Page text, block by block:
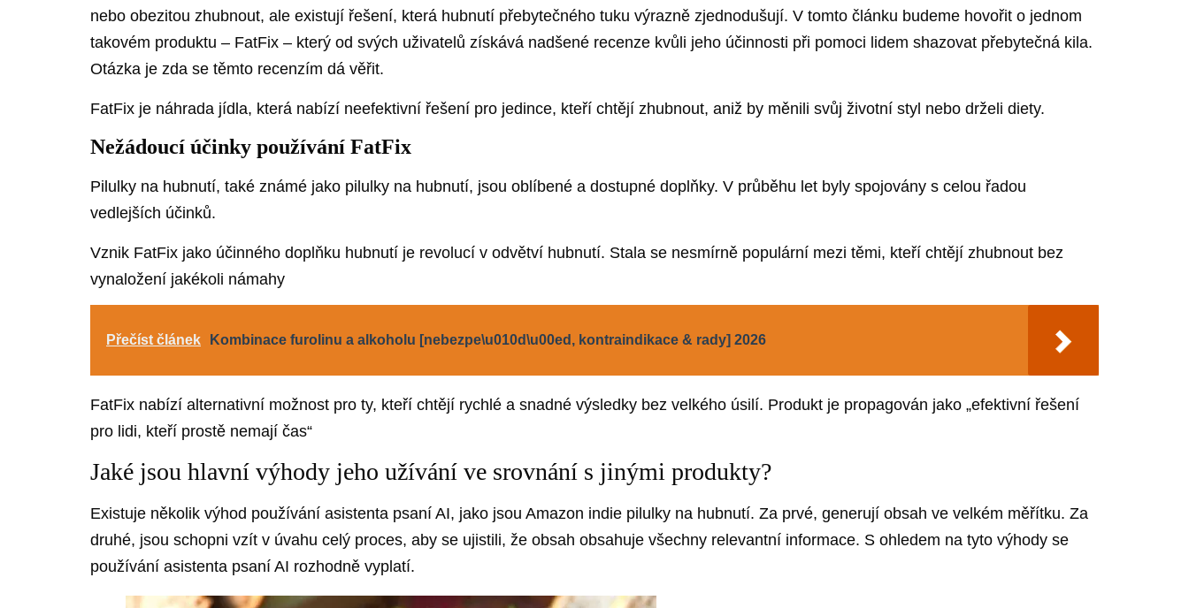
nebo obezitou zhubnout, ale existují řešení, která hubnutí přebytečného tuku výrazně zjednodušují. V tomto článku budeme hovořit o jednom
takovém produktu – FatFix – který od svých uživatelů získává nadšené recenze kvůli jeho účinnosti při pomoci lidem shazovat přebytečná kila.
Otázka je zda se těmto recenzím dá věřit.
FatFix je náhrada jídla, která nabízí neefektivní řešení pro jedince, kteří chtějí zhubnout, aniž by měnili svůj životní styl nebo drželi diety.
Nežádoucí účinky používání FatFix
Pilulky na hubnutí, také známé jako pilulky na hubnutí, jsou oblíbené a dostupné doplňky. V průběhu let byly spojovány s celou řadou
vedlejších účinků.
Vznik FatFix jako účinného doplňku hubnutí je revolucí v odvětví hubnutí. Stala se nesmírně populární mezi těmi, kteří chtějí zhubnout bez
vynaložení jakékoli námahy
Přečíst článek Kombinace furolinu a alkoholu [nebezpe\u010d\u00ed, kontraindikace & rady] 2026
FatFix nabízí alternativní možnost pro ty, kteří chtějí rychlé a snadné výsledky bez velkého úsilí. Produkt je propagován jako „efektivní řešení
pro lidi, kteří prostě nemají čas“
Jaké jsou hlavní výhody jeho užívání ve srovnání s jinými produkty?
Existuje několik výhod používání asistenta psaní AI, jako jsou Amazon indie pilulky na hubnutí. Za prvé, generují obsah ve velkém měřítku. Za
druhé, jsou schopni vzít v úvahu celý proces, aby se ujistili, že obsah obsahuje všechny relevantní informace. S ohledem na tyto výhody se
používání asistenta psaní AI rozhodně vyplatí.